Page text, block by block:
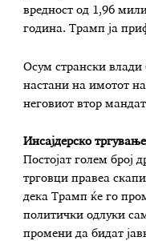
вредност од 1,96
година. Трамп ја
Осум странски
настани на имотот
неговиот втор
Инсајдерско тргување
Постојат голем број
трговци правеа
дека Трамп ќе го
политички одлуки
промени да бидат